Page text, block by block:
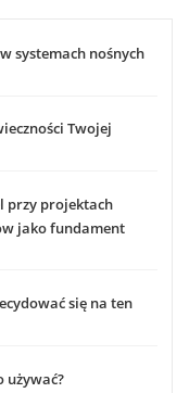
systemach nośnych
Twojej
przy projektach
jako fundament
się na ten
używać?